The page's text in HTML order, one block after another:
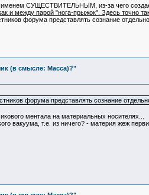
СУЩЕСТВИТЕЛЬНЫМ, из-за чего
и между парой "нога-прыжок". Здесь точно
форума представлять сознание
(в смысле: Масса)?"
форума представлять сознание
ментала на материальных носителях...
вакуума, т.е. из ничего? - материя жеж